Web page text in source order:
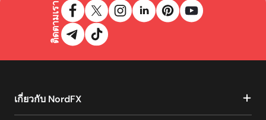
ติดตามเรา
เกี่ยวกับ NordFX